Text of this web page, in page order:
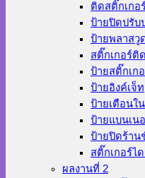
ติดสติ๊กเกอ
ป้ายปิดปรับ
ป้ายพลาสวู
สติ๊กเกอร์ติ
ป้ายสติ๊กเก
ป้ายอิงค์เจ็ท
ป้ายเตือนใ
ป้ายแบนเน
ป้ายปิดร้าน
สติ๊กเกอร์ไ
ผลงานที่ 2